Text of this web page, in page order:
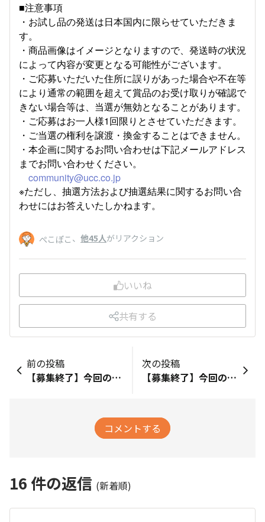
■注意事項
・お試し品の発送は日本国内に限らせていただきま
す。
・商品画像はイメージとなりますので、発送時の状況
によって内容が変更となる可能性がございます。
・ご応募いただいた住所に誤りがあった場合や不在等
により通常の範囲を超えて賞品のお受け取りが確認で
きない場合等は、当選が無効となることがあります。
・ご応募はお一人様1回限りとさせていただきます。
・ご当選の権利を譲渡・換金することはできません。
・本企画に関するお問い合わせは下記メールアドレス
までお問い合わせください。
community@ucc.co.jp
※ただし、抽選方法および抽選結果に関するお問い合
わせにはお答えいたしかねます。
ぺこぽこ 、 他45人がリアクション
いいね
共有する
前の投稿
【募集終了】今回のお試し品は「キャラメルドルチェ150g（粉）」！
次の投稿
【募集終了】今回のお試し品は「深いコクのスペシャルブレンド300g（粉）」！
コメントする
16 件の返信 (新着順)